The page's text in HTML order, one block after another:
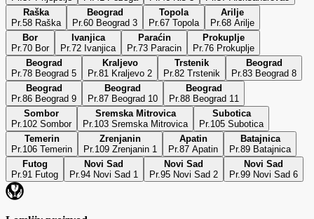
Raška
Pr.58 Raška
Beograd
Pr.60 Beograd 3
Topola
Pr.67 Topola
Arilje
Pr.68 Arilje
Bor
Pr.70 Bor
Ivanjica
Pr.72 Ivanjica
Paraćin
Pr.73 Paracin
Prokuplje
Pr.76 Prokuplje
Beograd
Pr.78 Beograd 5
Kraljevo
Pr.81 Kraljevo 2
Trstenik
Pr.82 Trstenik
Beograd
Pr.83 Beograd 8
Beograd
Pr.86 Beograd 9
Beograd
Pr.87 Beograd 10
Beograd
Pr.88 Beograd 11
Sombor
Pr.102 Sombor
Sremska Mitrovica
Pr.103 Sremska Mitrovica
Subotica
Pr.105 Subotica
Temerin
Pr.106 Temerin
Zrenjanin
Pr.109 Zrenjanin 1
Apatin
Pr.87 Apatin
Batajnica
Pr.89 Batajnica
Futog
Pr.91 Futog
Novi Sad
Pr.94 Novi Sad 1
Novi Sad
Pr.95 Novi Sad 2
Novi Sad
Pr.99 Novi Sad 6